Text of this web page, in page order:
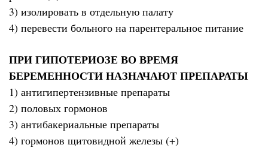
3) изолировать в отдельную палату
4) перевести больного на парентеральное питание
ПРИ ГИПОТЕРИОЗЕ ВО ВРЕМЯ
БЕРЕМЕННОСТИ НАЗНАЧАЮТ ПРЕПАРАТЫ
1) антигипертензивные препараты
2) половых гормонов
3) антибакериальные препараты
4) гормонов щитовидной железы (+)